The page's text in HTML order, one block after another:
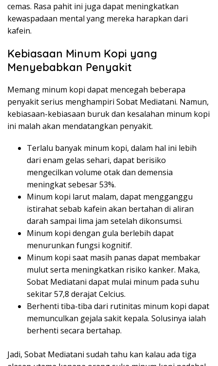
cemas. Rasa pahit ini juga dapat meningkatkan
kewaspadaan mental yang mereka harapkan dari
kafein.
Kebiasaan Minum Kopi yang
Menyebabkan Penyakit
Memang minum kopi dapat mencegah beberapa
penyakit serius menghampiri Sobat Mediatani. Namun,
kebiasaan-kebiasaan buruk dan kesalahan minum kopi
ini malah akan mendatangkan penyakit.
Terlalu banyak minum kopi, dalam hal ini lebih
dari enam gelas sehari, dapat berisiko
mengecilkan volume otak dan demensia
meningkat sebesar 53%.
Minum kopi larut malam, dapat mengganggu
istirahat sebab kafein akan bertahan di aliran
darah sampai lima jam setelah dikonsumsi.
Minum kopi dengan gula berlebih dapat
menurunkan fungsi kognitif.
Minum kopi saat masih panas dapat membakar
mulut serta meningkatkan risiko kanker. Maka,
Sobat Mediatani dapat mulai minum pada suhu
sekitar 57,8 derajat Celcius.
Berhenti tiba-tiba dari rutinitas minum kopi dapat
memunculkan gejala sakit kepala. Solusinya ialah
berhenti secara bertahap.
Jadi, Sobat Mediatani sudah tahu kan kalau ada tiga